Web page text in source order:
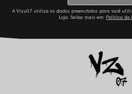
A Vizu07 utiliza os dados preenchidos para você
Loja. Saiba mais em: Política de